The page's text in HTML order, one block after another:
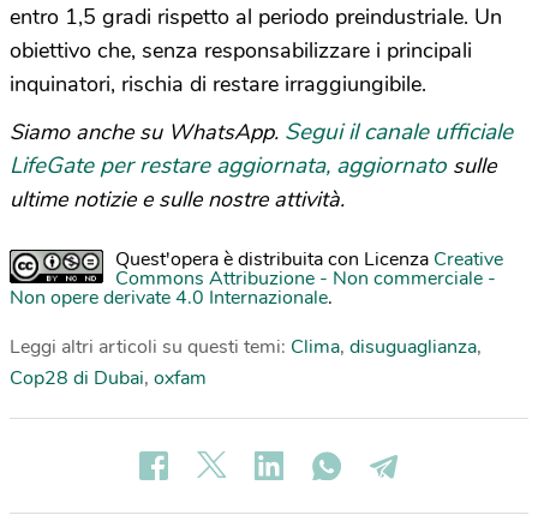
entro 1,5 gradi rispetto al periodo preindustriale. Un
obiettivo che, senza responsabilizzare i principali
inquinatori, rischia di restare irraggiungibile.
Siamo anche su WhatsApp. Segui il canale ufficiale
LifeGate per restare aggiornata, aggiornato sulle
ultime notizie e sulle nostre attività.
Quest'opera è distribuita con Licenza Creative
Commons Attribuzione - Non commerciale -
Non opere derivate 4.0 Internazionale.
Leggi altri articoli su questi temi: Clima, disuguaglianza,
Cop28 di Dubai, oxfam